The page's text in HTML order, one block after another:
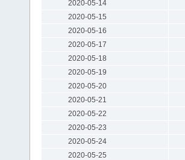
2020-05-14
2020-05-15
2020-05-16
2020-05-17
2020-05-18
2020-05-19
2020-05-20
2020-05-21
2020-05-22
2020-05-23
2020-05-24
2020-05-25